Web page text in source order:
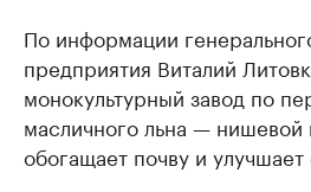
По информации
предприятия Виталий
монокультурный завод по
масличного льна — нишевой
обогащает почву и